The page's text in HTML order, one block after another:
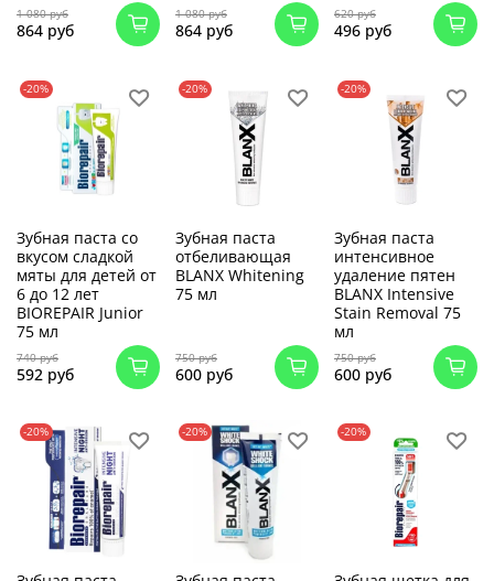
1 080 руб
864 руб
1 080 руб
864 руб
620 руб
496 руб
-20%
Зубная паста со
вкусом сладкой
мяты для детей от
6 до 12 лет
BIOREPAIR Junior
75 мл
740 руб
592 руб
-20%
Зубная паста
отбеливающая
BLANX Whitening
75 мл
750 руб
600 руб
-20%
Зубная паста
интенсивное
удаление пятен
BLANX Intensive
Stain Removal 75
мл
750 руб
600 руб
-20% -20% -20%